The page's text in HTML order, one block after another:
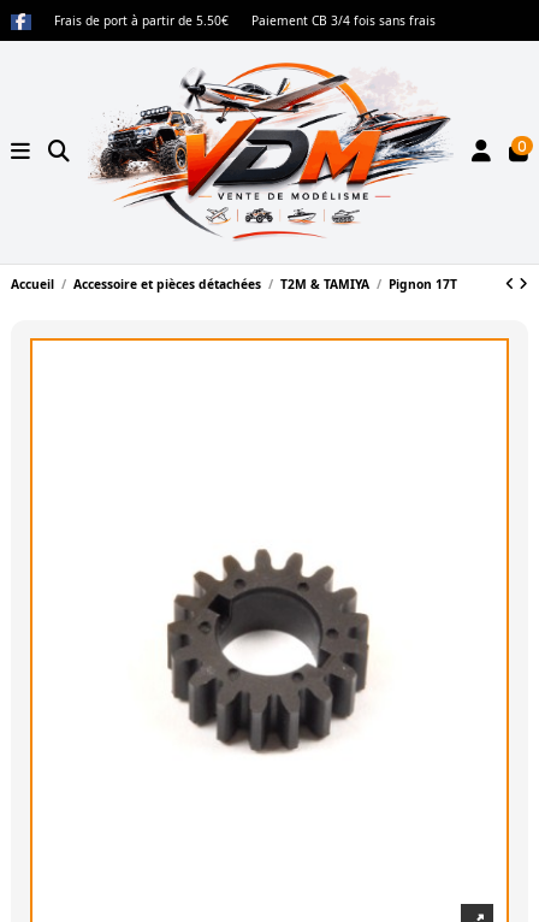
Frais de port à partir de 5.50€ Paiement CB 3/4 fois sans frais
0
Accueil Accessoire et pièces détachées T2M & TAMIYA Pignon 17T